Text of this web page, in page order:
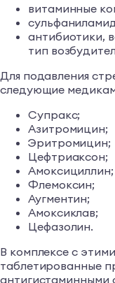
витаминные
антибиотики,
тип
Для подавления
следующие
Супракс;
Азитромицин;
Эритромицин;
Цефтриаксон;
Амоксициллин;
Флемоксин;
Аугментин;
Амоксиклав;
Цефазолин.
В комплексе с
таблетированные
антигистаминными